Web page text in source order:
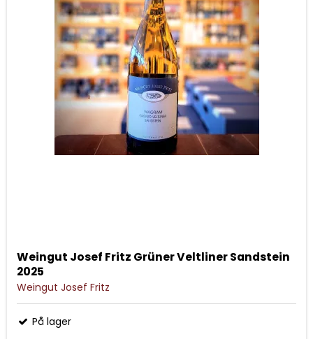
Weingut Josef Fritz Grüner Veltliner Sandstein
2025
Weingut Josef Fritz
På lager